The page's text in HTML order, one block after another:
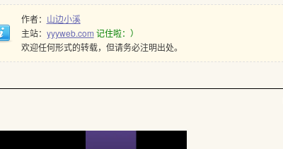
作者： 山边小溪
主站： yyyweb.com 记住啦：）
欢迎任何形式的转载，但请务必注明出处。